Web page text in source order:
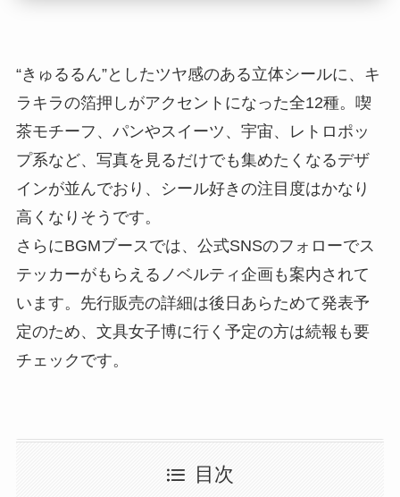
“きゅるるん”としたツヤ感のある立体シールに、キ
ラキラの箔押しがアクセントになった全12種。喫
茶モチーフ、パンやスイーツ、宇宙、レトロポッ
プ系など、写真を見るだけでも集めたくなるデザ
インが並んでおり、シール好きの注目度はかなり
高くなりそうです。
さらにBGMブースでは、公式SNSのフォローでス
テッカーがもらえるノベルティ企画も案内されて
います。先行販売の詳細は後日あらためて発表予
定のため、文具女子博に行く予定の方は続報も要
チェックです。
目次